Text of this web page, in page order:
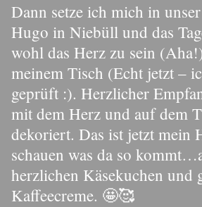
Dann setze ich mich in
Hugo in Niebüll und das
wohl das Herz zu sein
meinem Tisch (Echt jetzt –
geprüft :). Herzlicher
mit dem Herz und auf dem
dekoriert. Das ist jetzt mein
schauen was da so
herzlichen Käsekuchen und
Kaffeecreme. 🤩🥰